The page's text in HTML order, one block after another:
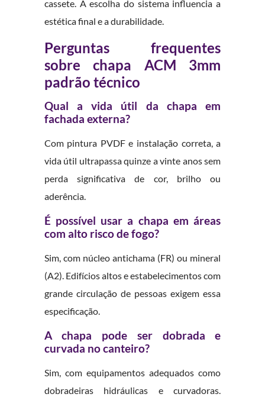
cassete. A escolha do sistema influencia a
estética final e a durabilidade.
Perguntas frequentes
sobre chapa ACM 3mm
padrão técnico
Qual a vida útil da chapa em
fachada externa?
Com pintura PVDF e instalação correta, a
vida útil ultrapassa quinze a vinte anos sem
perda significativa de cor, brilho ou
aderência.
É possível usar a chapa em áreas
com alto risco de fogo?
Sim, com núcleo antichama (FR) ou mineral
(A2). Edifícios altos e estabelecimentos com
grande circulação de pessoas exigem essa
especificação.
A chapa pode ser dobrada e
curvada no canteiro?
Sim, com equipamentos adequados como
dobradeiras hidráulicas e curvadoras.